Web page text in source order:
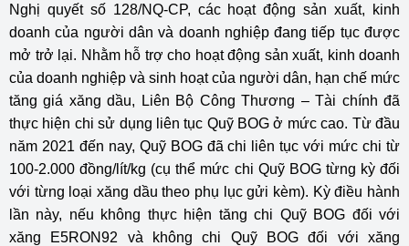
Nghị quyết số 128/NQ-CP, các hoạt động sản xuất, kinh
doanh của người dân và doanh nghiệp đang tiếp tục được
mở trở lại. Nhằm hỗ trợ cho hoạt động sản xuất, kinh doanh
của doanh nghiệp và sinh hoạt của người dân, hạn chế mức
tăng giá xăng dầu, Liên Bộ Công Thương – Tài chính đã
thực hiện chi sử dụng liên tục Quỹ BOG ở mức cao. Từ đầu
năm 2021 đến nay, Quỹ BOG đã chi liên tục với mức chi từ
100-2.000 đồng/lít/kg (cụ thể mức chi Quỹ BOG từng kỳ đối
với từng loại xăng dầu theo phụ lục gửi kèm). Kỳ điều hành
lần này, nếu không thực hiện tăng chi Quỹ BOG đối với
xăng E5RON92 và không chi Quỹ BOG đối với xăng